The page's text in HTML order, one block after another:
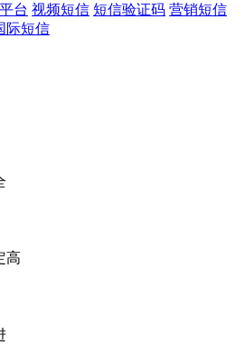
台 视频短信 短信验证码 营销短信
际短信
高